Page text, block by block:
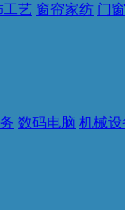
工艺 窗帘家纺 门
数码电脑 机械设